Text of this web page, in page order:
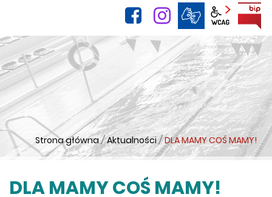
facebookinstagram
Panel
Strona główna / Aktualności / DLA MAMY COŚ MAMY!
DLA MAMY COŚ MAMY!